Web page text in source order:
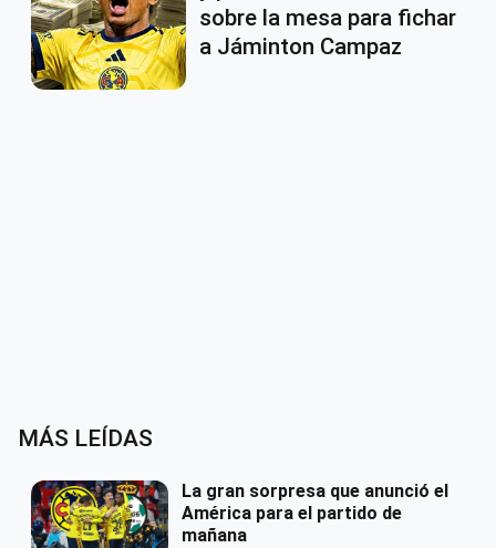
sobre la mesa para fichar
a Jáminton Campaz
MÁS LEÍDAS
La gran sorpresa que anunció el
América para el partido de
mañana